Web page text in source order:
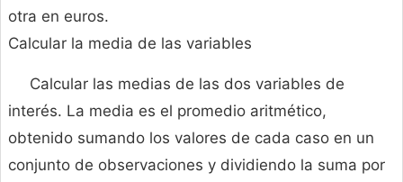
otra en euros.
Calcular la media de las variables
Calcular las medias de las dos variables de
interés. La media es el promedio aritmético,
obtenido sumando los valores de cada caso en un
conjunto de observaciones y dividiendo la suma por